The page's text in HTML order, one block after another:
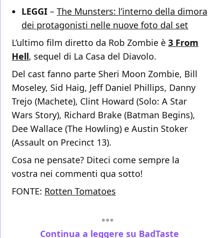
LEGGI – The Munsters: l’interno della dimora
dei protagonisti nelle nuove foto dal set
L’ultimo film diretto da Rob Zombie è 3 From
Hell, sequel di La Casa del Diavolo.
Del cast fanno parte Sheri Moon Zombie, Bill
Moseley, Sid Haig, Jeff Daniel Phillips, Danny
Trejo (Machete), Clint Howard (Solo: A Star
Wars Story), Richard Brake (Batman Begins),
Dee Wallace (The Howling) e Austin Stoker
(Assault on Precinct 13).
Cosa ne pensate? Diteci come sempre la
vostra nei commenti qua sotto!
FONTE: Rotten Tomatoes
Continua a leggere su BadTaste